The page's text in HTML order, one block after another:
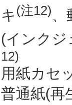
キ(注12)、
(インクジ
12)
用紙カセ
普通紙(再